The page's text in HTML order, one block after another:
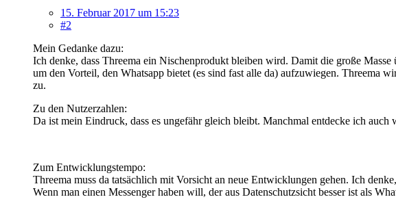
15. Februar 2017 um 15:23
#2
Mein Gedanke dazu:
Ich denke, dass Threema ein Nischenprodukt bleiben wird. Damit die große
um den Vorteil, den Whatsapp bietet (es sind fast alle da) aufzuwiegen. Threema
zu.
Zu den Nutzerzahlen:
Da ist mein Eindruck, dass es ungefähr gleich bleibt. Manchmal entdecke ich
Zum Entwicklungstempo:
Threema muss da tatsächlich mit Vorsicht an neue Entwicklungen gehen. Ich
Wenn man einen Messenger haben will, der aus Datenschutzsicht besser ist als